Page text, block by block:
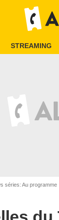
STREAMING
séries: Au programme